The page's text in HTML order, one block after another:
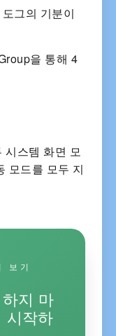
그의 기분이
을 통해 4
시스템 화면 모
모드를 모두 지
보기
지 마
시작하